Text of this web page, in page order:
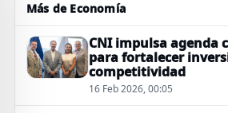
Más de Economía
CNI impulsa agenda
para fortalecer
competitividad
16 Feb 2026, 00:05